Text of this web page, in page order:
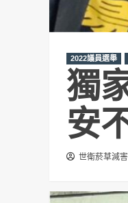
2022議員選舉
獨
安
世衛菸草減